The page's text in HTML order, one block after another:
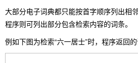
大部分电子词典都只能按首字顺序列出相
程序则可列出部分包含检索内容的词条。
例如下图为检索“六一居士”时，程序返回的